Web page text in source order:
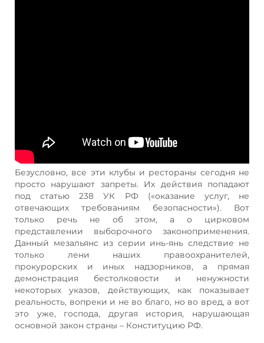
Безусловно, все эти клубы и рестораны сегодня не
просто нарушают запреты. Их действия попадают
под статью 238 УК РФ («оказание услуг, не
отвечающих требованиям безопасности»). Вот
только речь не об этом, а о цирковом
представлении выборочного законоприменения.
Данный мезальянс из серии инь-янь следствие не
только лени наших правоохранителей,
прокурорских и иных надзорников, а прямая
демонстрация бестолковости и ненужности
некоторых указов, действующих, как показывает
реальность, вопреки и не во благо, но во вред, а вот
это уже, господа, другая история, нарушающая
основной закон страны – Конституцию РФ.